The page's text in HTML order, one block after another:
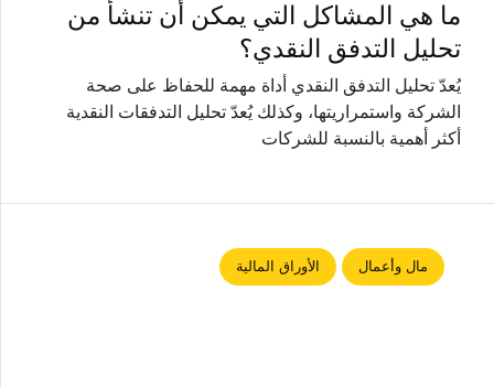
ما هي المشاكل التي يمكن أن تنشأ من
تحليل التدفق النقدي؟
يُعدّ تحليل التدفق النقدي أداة مهمة للحفاظ على صحة
الشركة واستمراريتها، وكذلك يُعدّ تحليل التدفقات النقدية
أكثر أهمية بالنسبة للشركات
مال وأعمال الأوراق المالية